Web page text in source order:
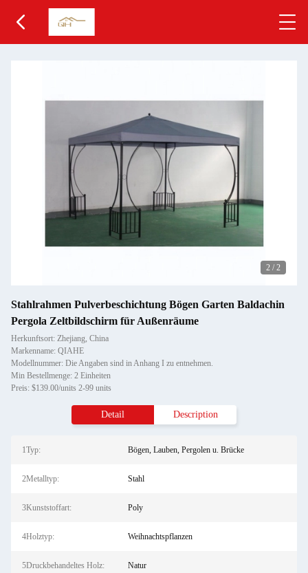
2 / 2
Stahlrahmen Pulverbeschichtung Bögen Garten Baldachin
Pergola Zeltbildschirm für Außenräume
Herkunftsort: Zhejiang, China
Markenname: QIAHE
Modellnummer: Die Angaben sind in Anhang I zu entnehmen.
Min Bestellmenge: 2 Einheiten
Preis: $139.00/units 2-99 units
Detail Description
1Typ: Bögen, Lauben, Pergolen u. Brücke
2Metalltyp: Stahl
3Kunststoffart: Poly
4Holztyp: Weihnachtspflanzen
5Druckbehandeltes Holz: Natur